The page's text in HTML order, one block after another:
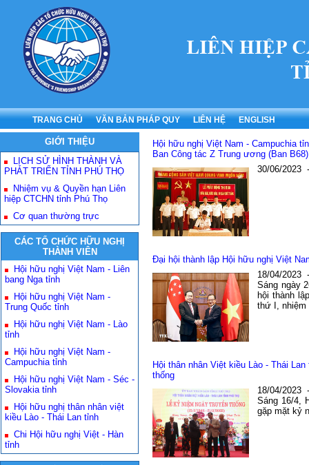
TRANG CHỦ VĂN BẢN PHÁP QUY LIÊN HỆ ENGLISH
GIỚI THIỆU
LỊCH SỬ HÌNH THÀNH VÀ
PHÁT TRIỂN TỈNH PHÚ THỌ
Nhiệm vụ & Quyền hạn Liên
hiệp CTCHN tỉnh Phú Thọ
Cơ quan thường trực
CÁC TỔ CHỨC HỮU NGHỊ
THÀNH VIÊN
Hội hữu nghị Việt Nam - Liên
bang Nga tỉnh
Hội hữu nghị Việt Nam -
Trung Quốc tỉnh
Hội hữu nghị Việt Nam - Lào
tỉnh
Hội hữu nghị Việt Nam -
Campuchia tỉnh
Hội hữu nghị Việt Nam - Séc -
Slovakia tỉnh
Hội hữu nghị thân nhân việt
kiều Lào - Thái Lan tỉnh
Chi Hội hữu nghị Việt - Hàn
tỉnh
Hội hữu nghị Việt Nam - Campuchia
Ban Công tác Z Trung ương (Ban B68)
30/06/2023
Đại hội thành lập Hội hữu nghị Việt
18/04/2023
Sáng ngày
hội thành
thứ I, nhiệm
Hội thân nhân Việt kiều Lào - Thái
thống
18/04/2023
Sáng 16/4,
gặp mặt kỷ